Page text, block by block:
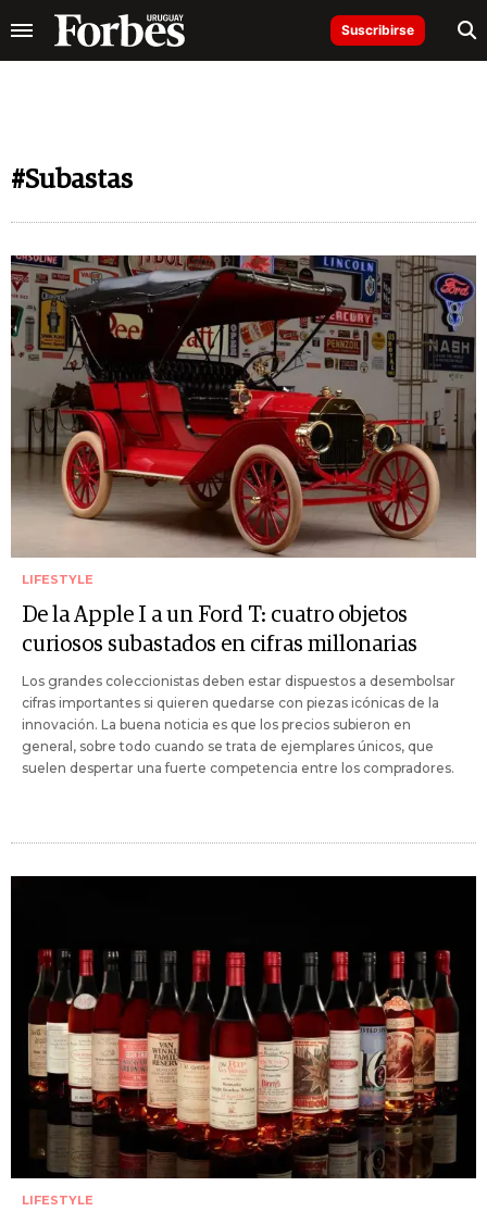
Suscribirse
#Subastas
LIFESTYLE
De la Apple I a un Ford T: cuatro objetos
curiosos subastados en cifras millonarias
Los grandes coleccionistas deben estar dispuestos a desembolsar
cifras importantes si quieren quedarse con piezas icónicas de la
innovación. La buena noticia es que los precios subieron en
general, sobre todo cuando se trata de ejemplares únicos, que
suelen despertar una fuerte competencia entre los compradores.
LIFESTYLE